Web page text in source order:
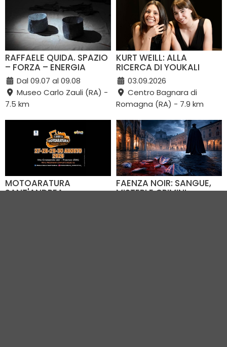
RAFFAELE QUIDA. SPAZIO
– FORZA – ENERGIA
Dal 09.07 al 09.08
Museo Carlo Zauli (RA) -
7.5 km
KURT WEILL: ALLA
RICERCA DI YOUKALI
03.09.2026
Centro Bagnara di
Romagna (RA) - 7.9 km
MOTOARATURA
SANT'ANDREA
FAENZA NOIR: SANGUE,
MISTERI E CRIMINI